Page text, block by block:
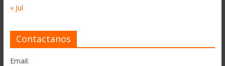
« Jul
Contactanos
Email: